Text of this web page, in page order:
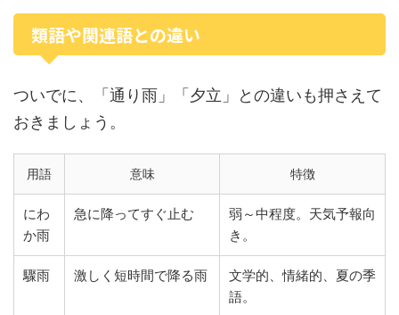
類語や関連語との違い
ついでに、「通り雨」「夕立」との違いも押さえて
おきましょう。
用語 意味 特徴
にわ
か雨
急に降ってすぐ止む
弱～中程度。天気予報向
き。
驟雨 激しく短時間で降る雨
文学的、情緒的、夏の季
語。